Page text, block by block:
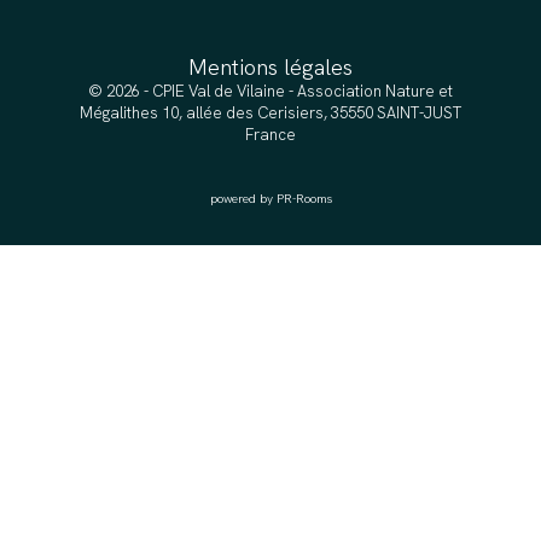
Mentions légales
© 2026 - CPIE Val de Vilaine - Association Nature et
Mégalithes 10, allée des Cerisiers, 35550 SAINT-JUST
France
powered by PR-Rooms